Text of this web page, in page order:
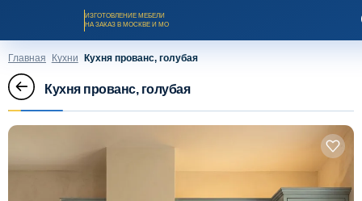
ИЗГОТОВЛЕНИЕ МЕБЕЛИ
НА ЗАКАЗ В МОСКВЕ И МО
Заказать звонок
Главная Кухни Кухня прованс, голубая
Кухня прованс, голубая